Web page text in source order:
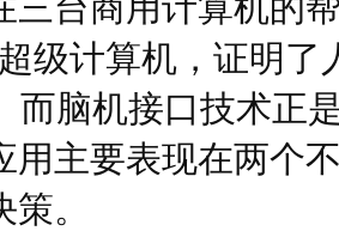
级计算机，证明了
而脑机接口技术正
用主要表现在两个
。